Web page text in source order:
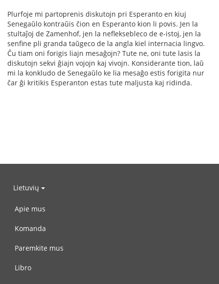
Plurfoje mi partoprenis diskutojn pri Esperanto en kiuj
Senegaŭlo kontraŭis ĉion en Esperanto kion li povis. Jen la
stultaĵoj de Zamenhof, jen la nefleksebleco de e-istoj, jen la
senfine pli granda taŭgeco de la angla kiel internacia lingvo.
Ĉu tiam oni forigis liajn mesaĝojn? Tute ne, oni tute lasis la
diskutojn sekvi ĝiajn vojojn kaj vivojn. Konsiderante tion, laŭ
mi la konkludo de Senegaŭlo ke lia mesaĝo estis forigita nur
ĉar ĝi kritikis Esperanton estas tute maljusta kaj ridinda.
Lietuvių
Apie mus
Komanda
Paremkite mus
Libro